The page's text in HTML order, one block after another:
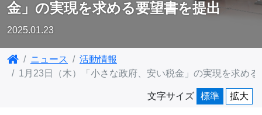
金」の実現を求める要望書を提出
2025.01.23
ニュース
活動情報
1月23日（木）「小さな政府、安い税金」の実現を求める
文字サイズ 標準 拡大